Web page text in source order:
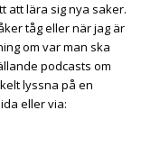
att lära sig nya saker.
tåg eller när jag är
om var man ska
podcasts om
lyssna på en
eller via: